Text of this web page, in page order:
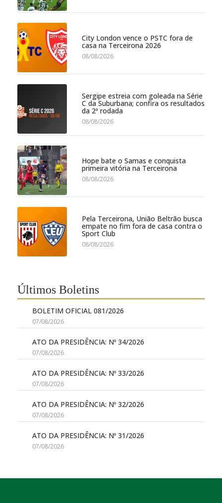
City London vence o PSTC fora de
casa na Terceirona 2026
08/08/2026
Sergipe estreia com goleada na Série
C da Suburbana; confira os resultados
da 2ª rodada
08/08/2026
Hope bate o Samas e conquista
primeira vitória na Terceirona
08/08/2026
Pela Terceirona, União Beltrão busca
empate no fim fora de casa contra o
Sport Club
08/08/2026
Últimos Boletins
BOLETIM OFICIAL 081/2026
07/08/2026
ATO DA PRESIDÊNCIA: Nº 34/2026
07/08/2026
ATO DA PRESIDÊNCIA: Nº 33/2026
07/08/2026
ATO DA PRESIDÊNCIA: Nº 32/2026
07/08/2026
ATO DA PRESIDÊNCIA: Nº 31/2026
07/08/2026